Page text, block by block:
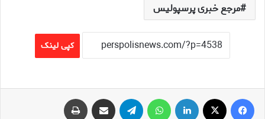
مرجع خبری پرسپولیس
کپی لینک
فیس بوک لینکدین تلگرام اشتراک گذاری از طریق ایمیل